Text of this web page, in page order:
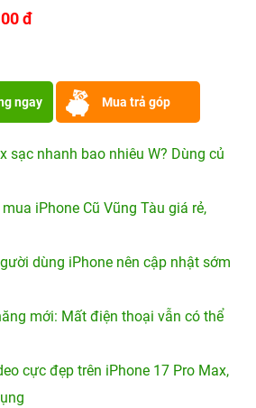
đ
ngay Mua trả góp
sạc nhanh bao nhiêu W? Dùng củ
iPhone Cũ Vũng Tàu giá rẻ,
dùng iPhone nên cập nhật sớm
mới: Mất điện thoại vẫn có thể
cực đẹp trên iPhone 17 Pro Max,